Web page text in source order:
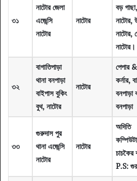
৩১
নাটোর জেলা
এজেন্সি
নাটোর
নাটোর
বড়
নাটোর,
নাটোর,
নাটোর।
৩২
বাগাতিপাড়া
থানা বনপাড়া
বাইপাস বুকিং
বুথ, নাটোর
নাটোর
পেপার
কর্নার,
বনপাড়া
বনপাড়া
৩৩
গুরুদাস পুর
থানা এজেন্সি
নাটোর
নাটোর
অদিতি
চাচকৈর
P.S: